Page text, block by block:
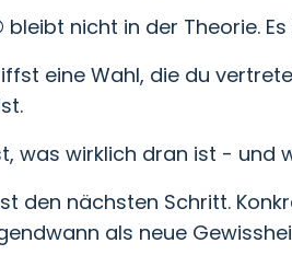
nicht in der Theorie.
eine Wahl, die du
was wirklich dran ist - und
den nächsten Schritt.
als neue